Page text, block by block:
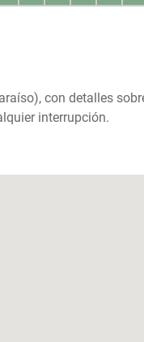
con detalles
interrupción.